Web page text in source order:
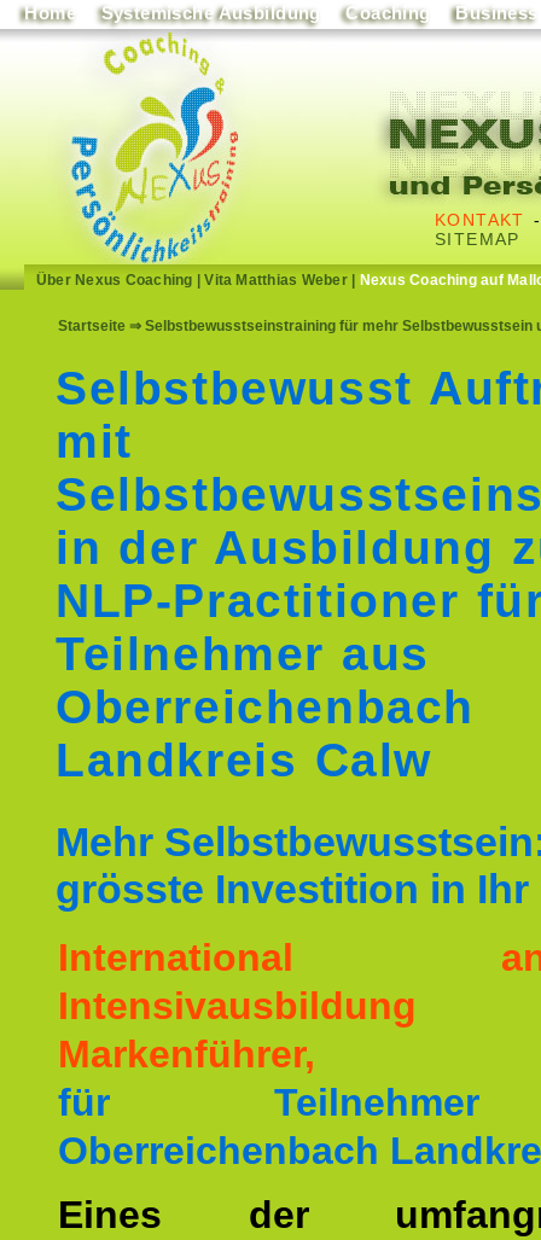
Home Systemische Ausbildung Coaching Business
KONTAKT
SITEMAP
Über Nexus Coaching |Vita Matthias Weber| Nexus Coaching auf
Startseite ⇒ Selbstbewusstseinstraining für mehr Selbstbewusstsein
Selbstbewusst
mit
in der Ausbildung
NLP-Practitioner
Teilnehmer aus
Oberreichenbach
Landkreis Calw
Mehr
grösste Investition in Ihr
International
Markenführer,
für
Oberreichenbach
Eines der